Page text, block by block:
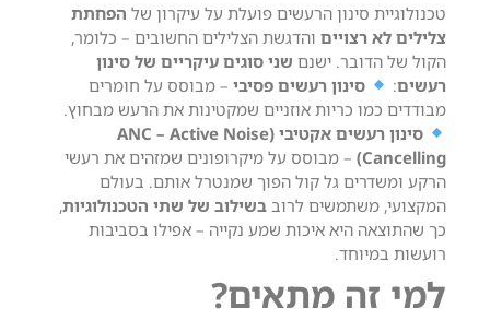
טכנולוגיית סינון הרעשים פועלת על עיקרון של הפחתת
צלילים לא רצויים והדגשת הצלילים החשובים – כלומר,
הקול של הדובר. ישנם שני סוגים עיקריים של סינון
רעשים: סינון רעשים פסיבי – מבוסס על חומרים
מבודדים כמו כריות אוזניים שמקטינות את הרעש מבחוץ.
סינון רעשים אקטיבי (ANC – Active Noise
Cancelling) – מבוסס על מיקרופונים שמזהים את רעשי
הרקע ומשדרים גל קול הפוך שמנטרל אותם. בעולם
המקצועי, משתמשים לרוב בשילוב של שתי הטכנולוגיות,
כך שהתוצאה היא איכות שמע נקייה – אפילו בסביבות
רועשות במיוחד.
למי זה מתאים?